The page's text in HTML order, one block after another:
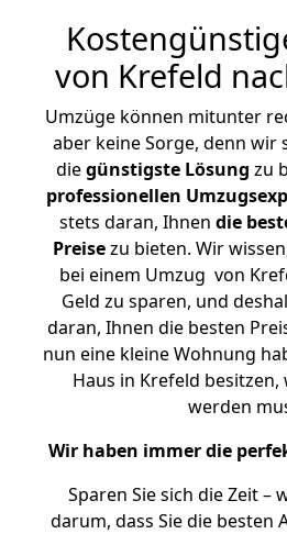
von Krefeld
Umzüge können mitunter
aber keine Sorge, denn wir
diegünstigste Lösung zu
professionellen
stets daran, Ihnen die
Preisezu bieten. Wir
bei einem Umzug von
Geld zu sparen, und
daran, Ihnen die besten
nun eine kleine Wohnung
Haus in Krefeld
werden
Wir haben immer die
Sparen Sie sich die Zeit –
darum, dass Sie die besten